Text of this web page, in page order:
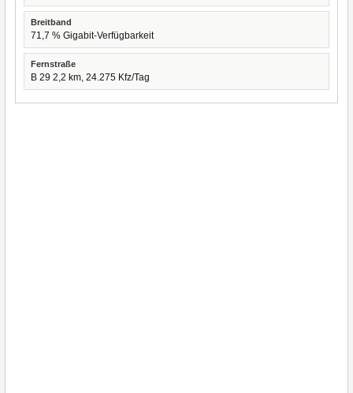
Breitband
71,7 % Gigabit-Verfügbarkeit
Fernstraße
B 29 2,2 km, 24.275 Kfz/Tag